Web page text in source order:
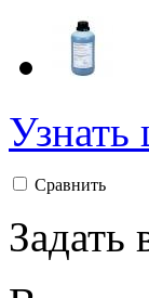
Узнать
Сравнить
Задать